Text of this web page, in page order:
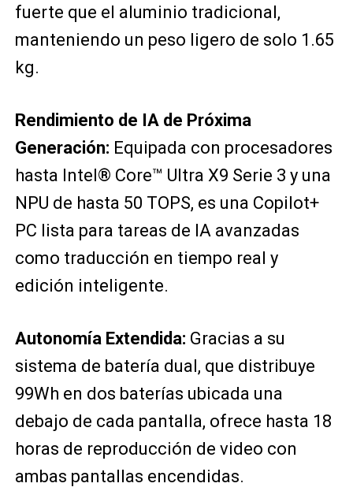
fuerte que el aluminio tradicional,
manteniendo un peso ligero de solo 1.65
kg.
Rendimiento de IA de Próxima
Generación: Equipada con procesadores
hasta Intel® Core™ Ultra X9 Serie 3 y una
NPU de hasta 50 TOPS, es una Copilot+
PC lista para tareas de IA avanzadas
como traducción en tiempo real y
edición inteligente.
Autonomía Extendida: Gracias a su
sistema de batería dual, que distribuye
99Wh en dos baterías ubicada una
debajo de cada pantalla, ofrece hasta 18
horas de reproducción de video con
ambas pantallas encendidas.